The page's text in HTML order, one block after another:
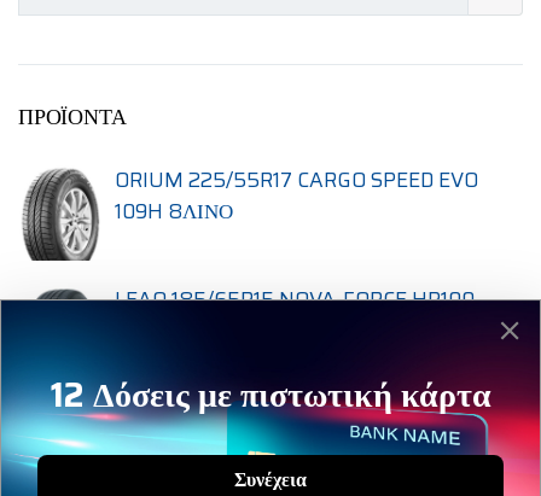
ΠΡΟΪΌΝΤΑ
ORIUM 225/55R17 CARGO SPEED EVO
109H 8ΛΙΝΟ
LEAO 185/65R15 NOVA-FORCE HP100
LEAO 175/65R14 NOVA-FORCE HP100 82H
12 Δόσεις με πιστωτική κάρτα
Συνέχεια